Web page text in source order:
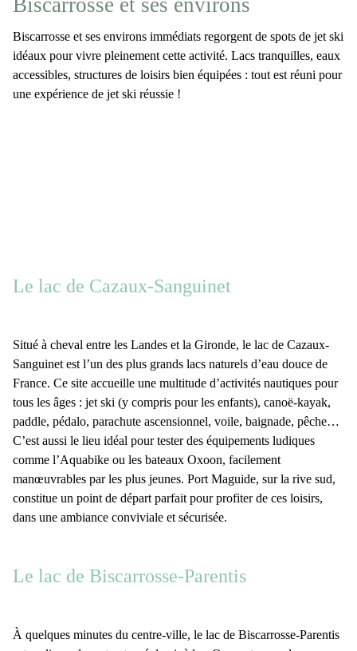
Biscarrosse et ses environs
Biscarrosse et ses environs immédiats regorgent de spots de jet ski
idéaux pour vivre pleinement cette activité. Lacs tranquilles, eaux
accessibles, structures de loisirs bien équipées : tout est réuni pour
une expérience de jet ski réussie !
Le lac de Cazaux-Sanguinet
Situé à cheval entre les Landes et la Gironde, le lac de Cazaux-
Sanguinet est l’un des plus grands lacs naturels d’eau douce de
France. Ce site accueille une multitude d’activités nautiques pour
tous les âges : jet ski (y compris pour les enfants), canoë-kayak,
paddle, pédalo, parachute ascensionnel, voile, baignade, pêche…
C’est aussi le lieu idéal pour tester des équipements ludiques
comme l’Aquabike ou les bateaux Oxoon, facilement
manœuvrables par les plus jeunes. Port Maguide, sur la rive sud,
constitue un point de départ parfait pour profiter de ces loisirs,
dans une ambiance conviviale et sécurisée.
Le lac de Biscarrosse-Parentis
À quelques minutes du centre-ville, le lac de Biscarrosse-Parentis